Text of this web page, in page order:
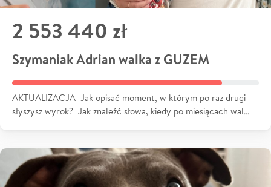
2 553 440 zł
Szymaniak Adrian walka z GUZEM
AKTUALIZACJA Jak opisać moment, w którym po raz drugi
słyszysz wyrok? Jak znaleźć słowa, kiedy po miesiącach wal…